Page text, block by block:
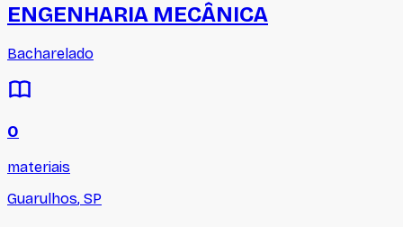
ENGENHARIA MECÂNICA
Bacharelado
0
materiais
Guarulhos, SP